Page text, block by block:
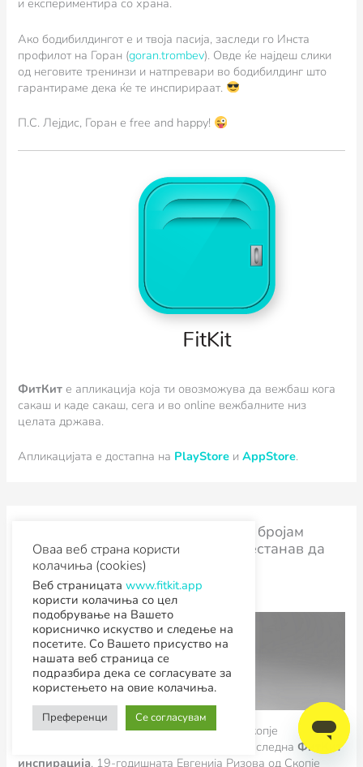
и експериментира со храна.
Ако бодибилдингот е и твоја пасија, заследи го Инста
профилот на Горан (goran.trombev). Овде ќе најдеш слики
од неговите тренинзи и натпревари во бодибилдинг што
гарантираме дека ќе те инспирираат.
П.С. Лејдис, Горан е free and happy!
ФитКит e апликација која ти овозможува да вежбаш кога
сакаш и каде сакаш, сега и во online вежбалните низ
целата држава.
Апликацијата е достапна на PlayStore иAppStore.
Евгенија од Скопје: Престанав да бројам
колку серии изгледав, ама не престанав да
вежбам!
август 6, 2020
ФитКит инспирација: Евгенија Ризова од Скопје
Активна, незапирлива и супер кул, нашата следна ФитКит
инспирација, 19-годишната Евгенија Ризова од Скопје
Оваа веб страна користи
колачиња (cookies)
Веб страницата www.fitkit.app
користи колачиња со цел
подобрување на Вашето
корисничко искуство и следење на
посетите. Со Вашето присуство на
нашата веб страница се
подразбира дека се согласувате за
користењето на овие колачиња.
Преференци Се согласувам